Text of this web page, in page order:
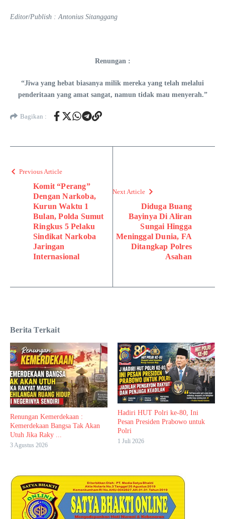
Editor/Publish : Antonius Sitanggang
Renungan :
“Jiwa yang hebat biasanya milik mereka yang telah melalui
penderitaan yang amat sangat, namun tidak mau menyerah.”
Bagikan :
Previous Article
Komit “Perang”
Dengan Narkoba,
Kurun Waktu 1
Bulan, Polda Sumut
Ringkus 5 Pelaku
Sindikat Narkoba
Jaringan
Internasional
Next Article
Diduga Buang
Bayinya Di Aliran
Sungai Hingga
Meninggal Dunia, FA
Ditangkap Polres
Asahan
Berita Terkait
Renungan Kemerdekaan :
Kemerdekaan Bangsa Tak Akan
Utuh Jika Raky ...
3 Agustus 2026
Hadiri HUT Polri ke-80, Ini
Pesan Presiden Prabowo untuk
Polri
1 Juli 2026